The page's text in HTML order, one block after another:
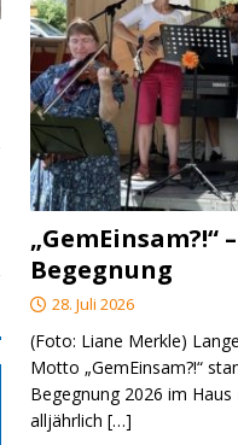
JUGEND/BILDUNG
„GemEinsam?!“
Begegnung
28. Juli 2026
(Foto: Liane Merkle)
Motto „GemEinsam?!“
Begegnung 2026 im Haus
alljährlich[…]